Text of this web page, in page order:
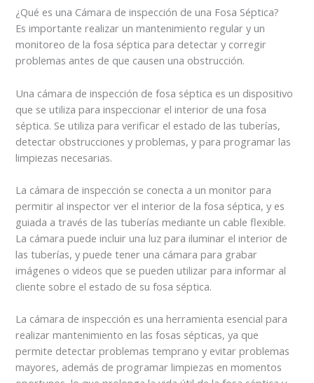
¿Qué es una Cámara de inspección de una Fosa Séptica?
Es importante realizar un mantenimiento regular y un
monitoreo de la fosa séptica para detectar y corregir
problemas antes de que causen una obstrucción.
Una cámara de inspección de fosa séptica es un dispositivo
que se utiliza para inspeccionar el interior de una fosa
séptica. Se utiliza para verificar el estado de las tuberías,
detectar obstrucciones y problemas, y para programar las
limpiezas necesarias.
La cámara de inspección se conecta a un monitor para
permitir al inspector ver el interior de la fosa séptica, y es
guiada a través de las tuberías mediante un cable flexible.
La cámara puede incluir una luz para iluminar el interior de
las tuberías, y puede tener una cámara para grabar
imágenes o videos que se pueden utilizar para informar al
cliente sobre el estado de su fosa séptica.
La cámara de inspección es una herramienta esencial para
realizar mantenimiento en las fosas sépticas, ya que
permite detectar problemas temprano y evitar problemas
mayores, además de programar limpiezas en momentos